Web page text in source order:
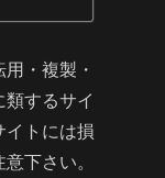
・複製・
するサイ
イトには損
下さい。